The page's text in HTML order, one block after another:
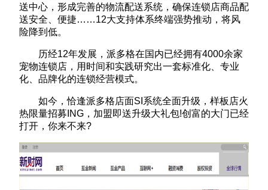
送中心，形成完善的物流配送系统，确保连锁店商品配
送安全、便捷……12大支持体系终端强势推动，将风
险降到低。
历经12年发展，派多格在国内已经拥有4000余家
宠物连锁店，用时间和实践研究出一套标准化、专业
化、品牌化的连锁经营模式。
如今，恰逢派多格店面SI系统全面升级，样板店火
热限量招募ING，加盟即送升级大礼包!创富的大门已经
打开，你来不来?